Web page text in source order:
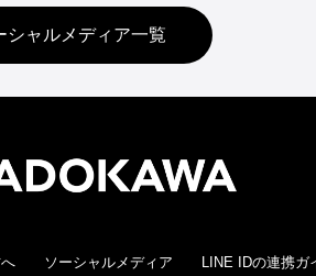
シャルメディア一覧
ソーシャルメディア LINE IDの連携ガ